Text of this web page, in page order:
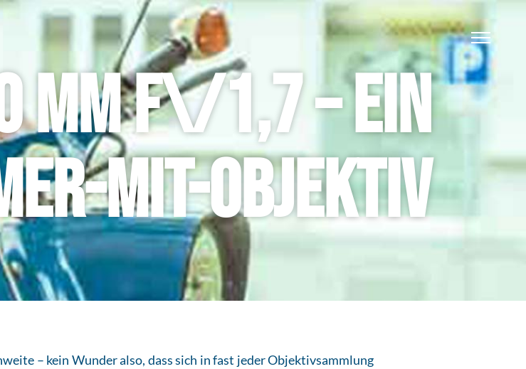
MM F\/1,7 – EIN
MIT-OBJEKTIV
– kein Wunder also, dass sich in fast jeder Objektivsammlung